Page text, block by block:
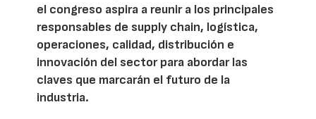
el congreso aspira a reunir a los principales
responsables de supply chain, logística,
operaciones, calidad, distribución e
innovación del sector para abordar las
claves que marcarán el futuro de la
industria.